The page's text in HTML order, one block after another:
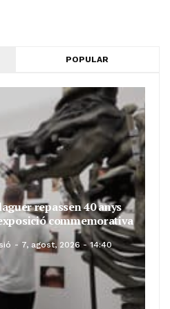
POPULAR
repassen 40 anys
commemorativa
7, agost, 2026 - 14:40